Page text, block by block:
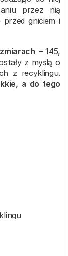
przez nią
przed gniciem i
– 145,
z myślą o
z recyklingu.
a do tego